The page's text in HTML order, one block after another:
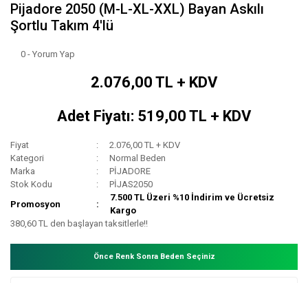
Pijadore 2050 (M-L-XL-XXL) Bayan Askılı
Şortlu Takım 4'lü
0 - Yorum Yap
2.076,00 TL + KDV
Adet Fiyatı: 519,00 TL + KDV
Fiyat
2.076,00 TL + KDV
Kategori
Normal Beden
Marka
PİJADORE
Stok Kodu
PİJAS2050
Promosyon
7.500 TL Üzeri %10 İndirim ve Ücretsiz
Kargo
380,60 TL den başlayan taksitlerle!!
Önce Renk Sonra Beden Seçiniz